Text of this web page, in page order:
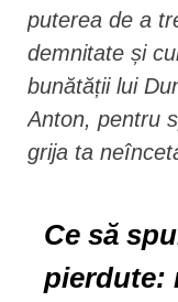
puterea de a
demnitate și
bunătății lui
Anton, pentru
grija ta
Ce să
pierdute: